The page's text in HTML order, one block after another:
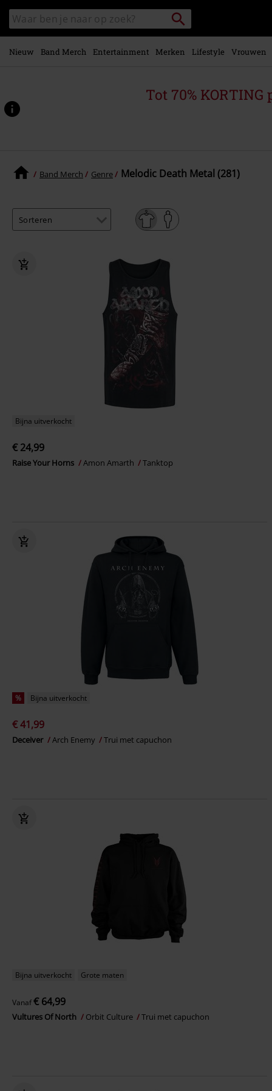
naar
hoofdinhoud
Zoek
in
catalogus
Packstation
zoeken
Nieuw Band Merch Entertainment Merken Lifestyle Vrouwen
Tot 70% KORTING
Band Merch Genre Melodic Death Metal (281)
Bijna uitverkocht
€ 24,99
Raise Your Horns Amon Amarth Tanktop
% Bijna uitverkocht
€ 41,99
Deceiver Arch Enemy Trui met capuchon
Bijna uitverkocht Grote maten
Vanaf€ 64,99
Vultures Of North Orbit Culture Trui met capuchon